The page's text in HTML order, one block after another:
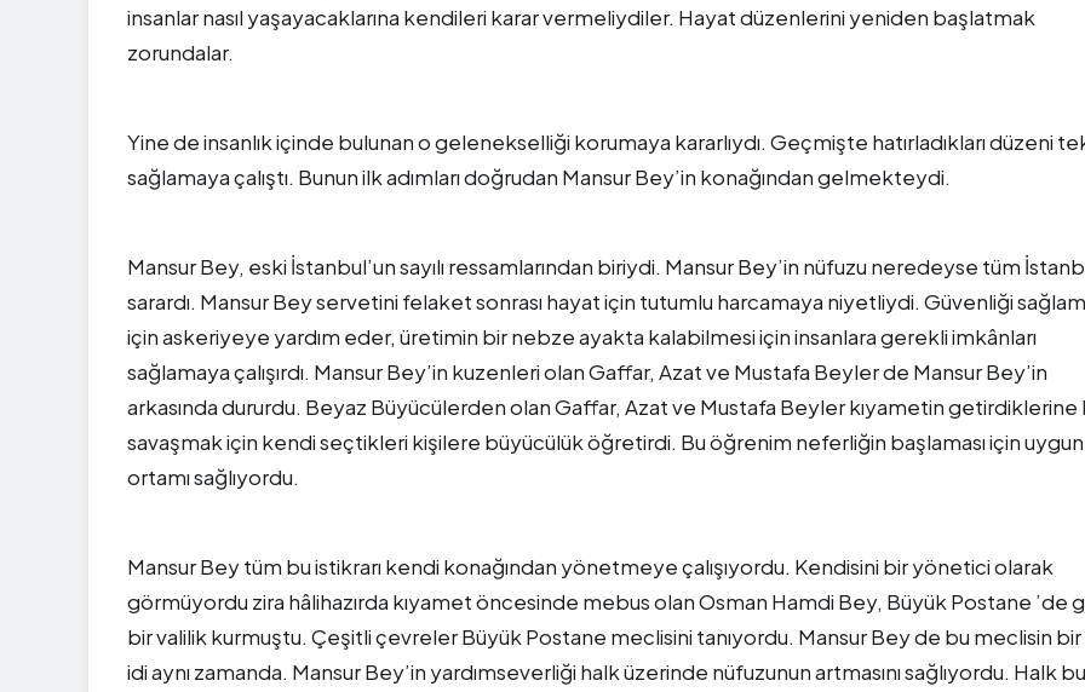
insanlar nasıl yaşayacaklarına kendileri karar vermeliydiler. Hayat düzenlerini yeniden başlatmak
zorundalar.
Yine de insanlık içinde bulunan o gelenekselliği korumaya kararlıydı. Geçmişte hatırladıkları düzeni
sağlamaya çalıştı. Bunun ilk adımları doğrudan Mansur Bey’in konağından gelmekteydi.
Mansur Bey, eski İstanbul’un sayılı ressamlarından biriydi. Mansur Bey’in nüfuzu neredeyse tüm
sarardı. Mansur Bey servetini felaket sonrası hayat için tutumlu harcamaya niyetliydi. Güvenliği
için askeriyeye yardım eder, üretimin bir nebze ayakta kalabilmesi için insanlara gerekli imkânları
sağlamaya çalışırdı. Mansur Bey’in kuzenleri olan Gaffar, Azat ve Mustafa Beyler de Mansur Bey’in
arkasında dururdu. Beyaz Büyücülerden olan Gaffar, Azat ve Mustafa Beyler kıyametin getirdiklerine
savaşmak için kendi seçtikleri kişilere büyücülük öğretirdi. Bu öğrenim neferliğin başlaması için uygun
ortamı sağlıyordu.
Mansur Bey tüm bu istikrarı kendi konağından yönetmeye çalışıyordu. Kendisini bir yönetici olarak
görmüyordu zira hâlihazırda kıyamet öncesinde mebus olan Osman Hamdi Bey, Büyük Postane ’de
bir valilik kurmuştu. Çeşitli çevreler Büyük Postane meclisini tanıyordu. Mansur Bey de bu meclisin bir
idi aynı zamanda. Mansur Bey’in yardımseverliği halk üzerinde nüfuzunun artmasını sağlıyordu. Halk bu